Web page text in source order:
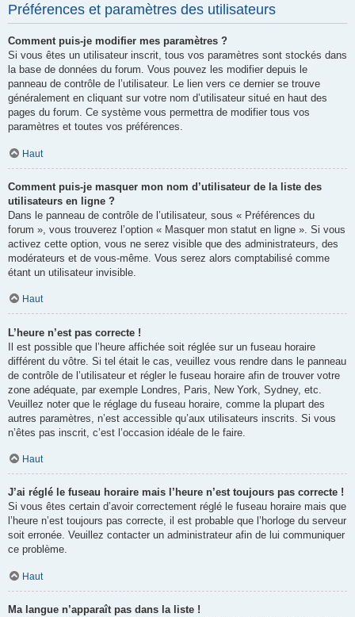
Préférences et paramètres des utilisateurs
Comment puis-je modifier mes paramètres ?
Si vous êtes un utilisateur inscrit, tous vos paramètres sont stockés dans
la base de données du forum. Vous pouvez les modifier depuis le
panneau de contrôle de l’utilisateur. Le lien vers ce dernier se trouve
généralement en cliquant sur votre nom d’utilisateur situé en haut des
pages du forum. Ce système vous permettra de modifier tous vos
paramètres et toutes vos préférences.
Haut
Comment puis-je masquer mon nom d’utilisateur de la liste des
utilisateurs en ligne ?
Dans le panneau de contrôle de l’utilisateur, sous « Préférences du
forum », vous trouverez l’option « Masquer mon statut en ligne ». Si vous
activez cette option, vous ne serez visible que des administrateurs, des
modérateurs et de vous-même. Vous serez alors comptabilisé comme
étant un utilisateur invisible.
Haut
L’heure n’est pas correcte !
Il est possible que l’heure affichée soit réglée sur un fuseau horaire
différent du vôtre. Si tel était le cas, veuillez vous rendre dans le panneau
de contrôle de l’utilisateur et régler le fuseau horaire afin de trouver votre
zone adéquate, par exemple Londres, Paris, New York, Sydney, etc.
Veuillez noter que le réglage du fuseau horaire, comme la plupart des
autres paramètres, n’est accessible qu’aux utilisateurs inscrits. Si vous
n’êtes pas inscrit, c’est l’occasion idéale de le faire.
Haut
J’ai réglé le fuseau horaire mais l’heure n’est toujours pas correcte !
Si vous êtes certain d’avoir correctement réglé le fuseau horaire mais que
l’heure n’est toujours pas correcte, il est probable que l’horloge du serveur
soit erronée. Veuillez contacter un administrateur afin de lui communiquer
ce problème.
Haut
Ma langue n’apparaît pas dans la liste !